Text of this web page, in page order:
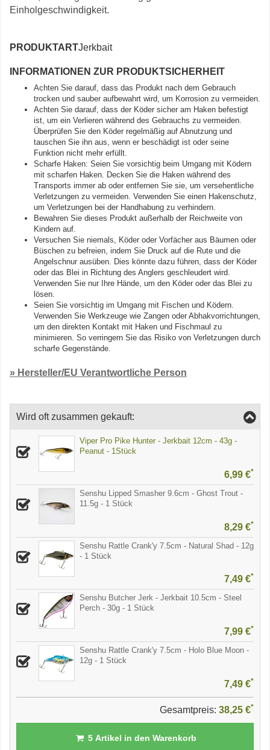
Einholgeschwindigkeit.
PRODUKTARTJerkbait
INFORMATIONEN ZUR PRODUKTSICHERHEIT
Achten Sie darauf, dass das Produkt nach dem Gebrauch
trocken und sauber aufbewahrt wird, um Korrosion zu vermeiden.
Achten Sie darauf, dass der Köder sicher am Haken befestigt
ist, um ein Verlieren während des Gebrauchs zu vermeiden.
Überprüfen Sie den Köder regelmäßig auf Abnutzung und
tauschen Sie ihn aus, wenn er beschädigt ist oder seine
Funktion nicht mehr erfüllt.
Scharfe Haken: Seien Sie vorsichtig beim Umgang mit Ködern
mit scharfen Haken. Decken Sie die Haken während des
Transports immer ab oder entfernen Sie sie, um versehentliche
Verletzungen zu vermeiden. Verwenden Sie einen Hakenschutz,
um Verletzungen bei der Handhabung zu verhindern.
Bewahren Sie dieses Produkt außerhalb der Reichweite von
Kindern auf.
Versuchen Sie niemals, Köder oder Vorfächer aus Bäumen oder
Büschen zu befreien, indem Sie Druck auf die Rute und die
Angelschnur ausüben. Dies könnte dazu führen, dass der Köder
oder das Blei in Richtung des Anglers geschleudert wird.
Verwenden Sie nur Ihre Hände, um den Köder oder das Blei zu
lösen.
Seien Sie vorsichtig im Umgang mit Fischen und Ködern.
Verwenden Sie Werkzeuge wie Zangen oder Abhakvorrichtungen,
um den direkten Kontakt mit Haken und Fischmaul zu
minimieren. So verringern Sie das Risiko von Verletzungen durch
scharfe Gegenstände.
» Hersteller/EU Verantwortliche Person
Wird oft zusammen gekauft:
Viper Pro Pike Hunter - Jerkbait 12cm - 43g -
Peanut - 1Stück
6,99 €*
Senshu Lipped Smasher 9.6cm - Ghost Trout -
11.5g - 1 Stück
8,29 €*
Senshu Rattle Crank'y 7.5cm - Natural Shad - 12g
- 1 Stück
7,49 €*
Senshu Butcher Jerk - Jerkbait 10.5cm - Steel
Perch - 30g - 1 Stück
7,99 €*
Senshu Rattle Crank'y 7.5cm - Holo Blue Moon -
12g - 1 Stück
7,49 €*
Gesamtpreis: 38,25 €*
5Artikel in den Warenkorb